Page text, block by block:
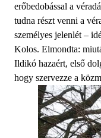
erőbedobással a
tudna részt venni a
személyes jelenlét –
Kolos. Elmondta:
Ildikó hazaért, első
hogy szervezze a